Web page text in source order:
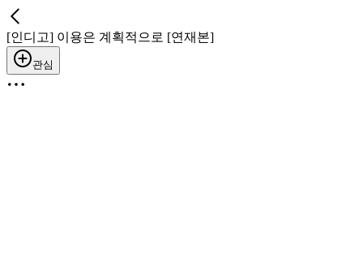
[인디고] 이용은 계획적으로 [연재본]
관심